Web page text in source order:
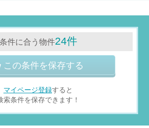
条件に合う物件24件
この条件を保存する
マイページ登録すると
索条件を保存できます！